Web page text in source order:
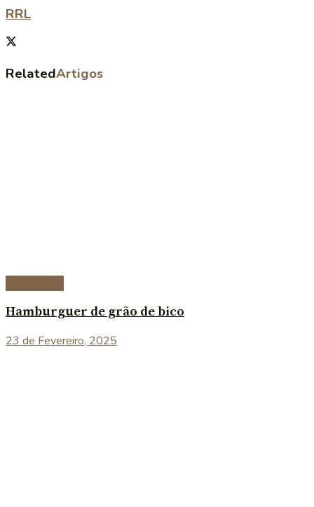
RRL
RelatedArtigos
Hamburguer de grão de bico
23 de Fevereiro, 2025